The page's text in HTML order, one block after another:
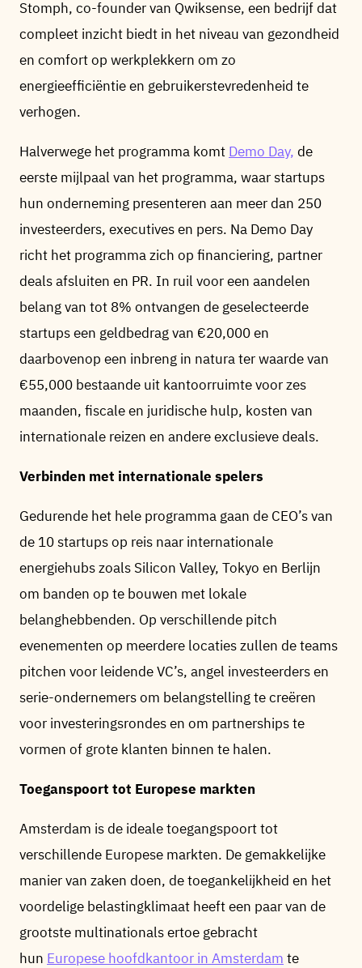
Stomph, co-founder van Qwiksense, een bedrijf dat
compleet inzicht biedt in het niveau van gezondheid
en comfort op werkplekkern om zo
energieefficiëntie en gebruikerstevredenheid te
verhogen.
Halverwege het programma komt Demo Day, de
eerste mijlpaal van het programma, waar startups
hun onderneming presenteren aan meer dan 250
investeerders, executives en pers. Na Demo Day
richt het programma zich op financiering, partner
deals afsluiten en PR. In ruil voor een aandelen
belang van tot 8% ontvangen de geselecteerde
startups een geldbedrag van €20,000 en
daarbovenop een inbreng in natura ter waarde van
€55,000 bestaande uit kantoorruimte voor zes
maanden, fiscale en juridische hulp, kosten van
internationale reizen en andere exclusieve deals.
Verbinden met internationale spelers
Gedurende het hele programma gaan de CEO’s van
de 10 startups op reis naar internationale
energiehubs zoals Silicon Valley, Tokyo en Berlijn
om banden op te bouwen met lokale
belanghebbenden. Op verschillende pitch
evenementen op meerdere locaties zullen de teams
pitchen voor leidende VC’s, angel investeerders en
serie-ondernemers om belangstelling te creëren
voor investeringsrondes en om partnerships te
vormen of grote klanten binnen te halen.
Toeganspoort tot Europese markten
Amsterdam is de ideale toegangspoort tot
verschillende Europese markten. De gemakkelijke
manier van zaken doen, de toegankelijkheid en het
voordelige belastingklimaat heeft een paar van de
grootste multinationals ertoe gebracht
hun Europese hoofdkantoor in Amsterdam te